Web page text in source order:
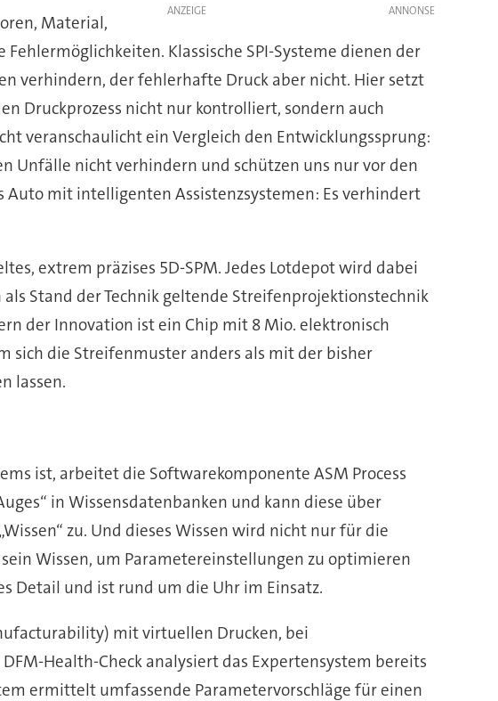
ANZEIGE
Material,
Klassische SPI-Systeme dienen der
verhindern, der fehlerhafte Druck aber nicht. Hier setzt
Druckprozess nicht nur kontrolliert, sondern auch
veranschaulicht ein Vergleich den Entwicklungssprung:
Unfälle nicht verhindern und schützen uns nur vor den
Auto mit intelligenten Assistenzsystemen: Es verhindert
extrem präzises 5D-SPM. Jedes Lotdepot wird dabei
Stand der Technik geltende Streifenprojektionstechnik
der Innovation ist ein Chip mit 8 Mio. elektronisch
sich die Streifenmuster anders als mit der bisher
lassen.
ist, arbeitet die Softwarekomponente ASM Process
in Wissensdatenbanken und kann diese über
zu. Und dieses Wissen wird nicht nur für die
Wissen, um Parametereinstellungen zu optimieren
Detail und ist rund um die Uhr im Einsatz.
mit virtuellen Drucken, bei
Health-Check analysiert das Expertensystem bereits
ermittelt umfassende Parametervorschläge für einen